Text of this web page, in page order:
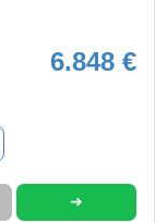
6.848 €
➜